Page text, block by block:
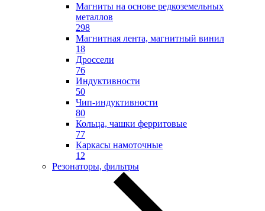
Магниты на основе редкоземельных
металлов
298
Магнитная лента, магнитный винил
18
Дроссели
76
Индуктивности
50
Чип-индуктивности
80
Кольца, чашки ферритовые
77
Каркасы намоточные
12
Резонаторы, фильтры